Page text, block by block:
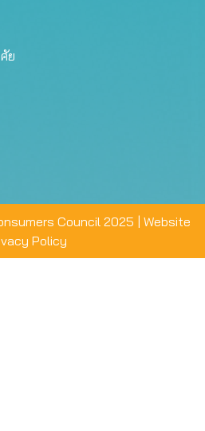
ย
Council 2025 | Website
Policy